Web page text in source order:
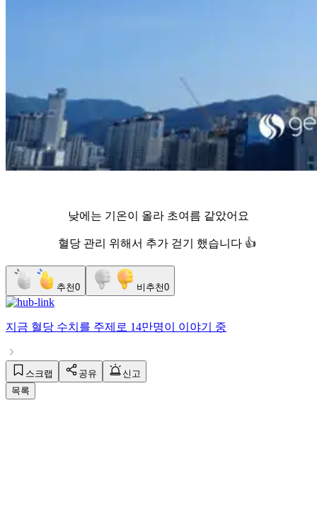
낮에는 기온이 올라 초여름 같았어요
혈당 관리 위해서 추가 걷기 했습니다 👍
추천0 비추천0
지금 혈당 수치 를 주제로 14만명이 이야기 중
스크랩 공유
신고
목록